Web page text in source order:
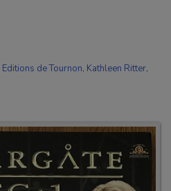
Editions de Tournon, Kathleen Ritter,